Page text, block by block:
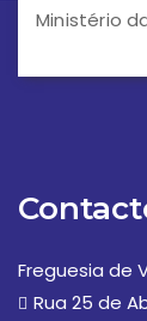
Ministério
Freguesia de
Rua 25 de